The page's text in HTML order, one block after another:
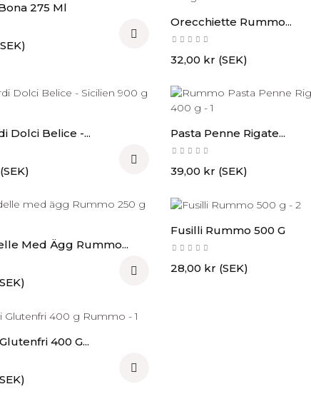
275 Ml

Orecchiette Rummo...
Pris
32,00 kr (SEK)
Dolci Belice -...

Pasta Penne Rigate...
Pris
39,00 kr (SEK)
Med Ägg Rummo...

Fusilli Rummo 500 G
Pris
28,00 kr (SEK)
400 G...
